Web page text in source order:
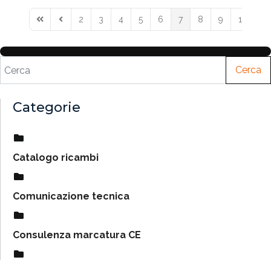
2 3 4 5 6 7 8 9 10
Cerca
Categorie
Catalogo ricambi
Comunicazione tecnica
Consulenza marcatura CE